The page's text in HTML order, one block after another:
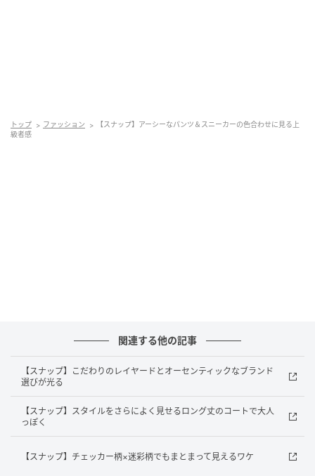
アウター／UMBRO
トップ ファッション
【スナップ】アーシーなパンツ＆スニーカーの色合わせに見る上
級者感
関連する他の記事
【スナップ】こだわりのレイヤードとオーセンティックなブランド
選びが光る
【スナップ】スタイルをさらによく見せるロング丈のコートで大人
っぽく
【スナップ】チェッカー柄×迷彩柄でもまとまって見えるワケ